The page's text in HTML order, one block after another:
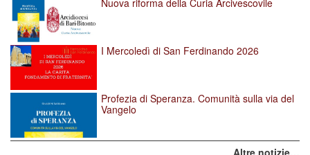
Nuova riforma della Curia Arcivescovile
I Mercoledì di San Ferdinando 2026
Profezia di Speranza. Comunità sulla via del
Vangelo
Altre notizie…